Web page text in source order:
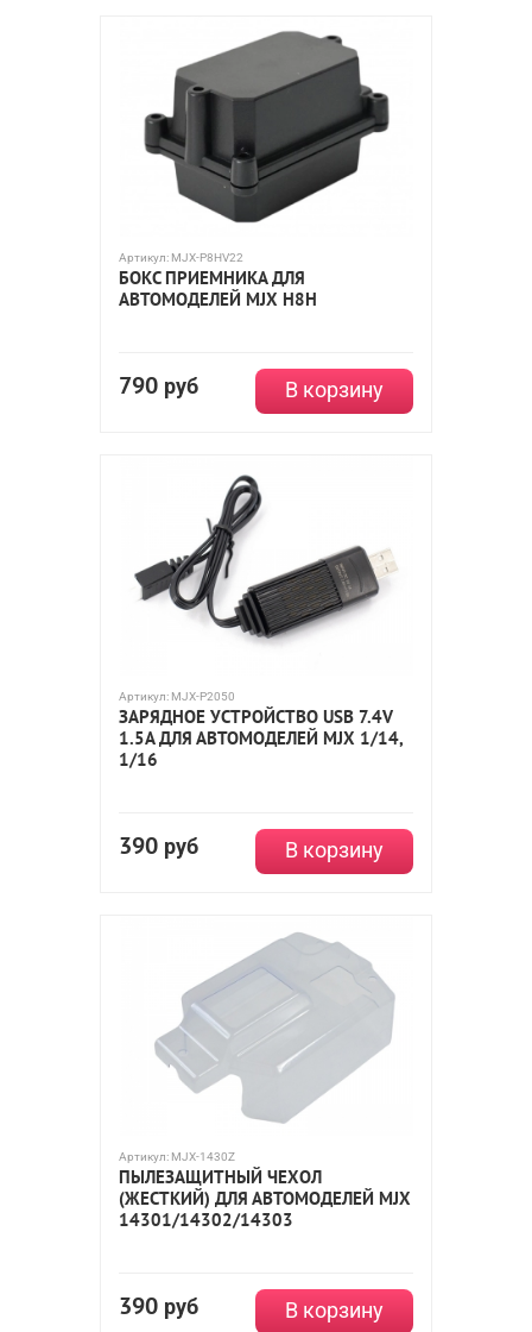
Артикул: MJX-P8HV22
БОКС ПРИЕМНИКА ДЛЯ
АВТОМОДЕЛЕЙ MJX H8H
790 руб В корзину
Артикул: MJX-P2050
ЗАРЯДНОЕ УСТРОЙСТВО USB 7.4V
1.5A ДЛЯ АВТОМОДЕЛЕЙ MJX 1/14,
1/16
390 руб В корзину
Артикул: MJX-1430Z
ПЫЛЕЗАЩИТНЫЙ ЧЕХОЛ
(ЖЕСТКИЙ) ДЛЯ АВТОМОДЕЛЕЙ MJX
14301/14302/14303
390 руб В корзину